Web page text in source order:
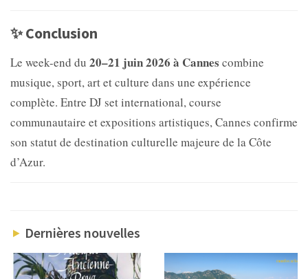
✨ Conclusion
Le week-end du 20–21 juin 2026 à Cannes combine
musique, sport, art et culture dans une expérience
complète. Entre DJ set international, course
communautaire et expositions artistiques, Cannes confirme
son statut de destination culturelle majeure de la Côte
d’Azur.
Dernières nouvelles